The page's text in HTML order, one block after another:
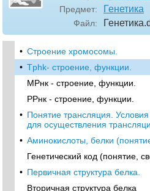
Предмет: Генетика
Файл: Генетика
генетики.
Хромосомная теория
• Генетика определения пола у
• Строение хромосомы.
• Tphk- строение, функции.
МРнк - строение, функции.
РРнк - строение, функции.
• Понятие трансляция.
для осуществления
• Аминокислоты, белки
Генетический код (понятие,
• Первичная структура белка.
Вторичная структура белка